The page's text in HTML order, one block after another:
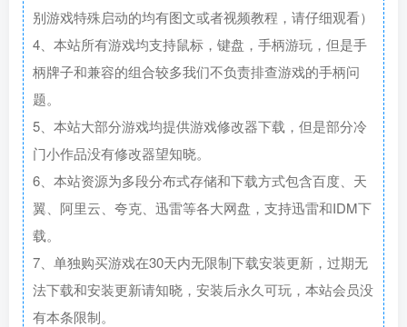
别游戏特殊启动的均有图文或者视频教程，请仔细观看）
4、本站所有游戏均支持鼠标，键盘，手柄游玩，但是手
柄牌子和兼容的组合较多我们不负责排查游戏的手柄问
题。
5、本站大部分游戏均提供游戏修改器下载，但是部分冷
门小作品没有修改器望知晓。
6、本站资源为多段分布式存储和下载方式包含百度、天
翼、阿里云、夸克、迅雷等各大网盘，支持迅雷和IDM下
载。
7、单独购买游戏在30天内无限制下载安装更新，过期无
法下载和安装更新请知晓，安装后永久可玩，本站会员没
有本条限制。